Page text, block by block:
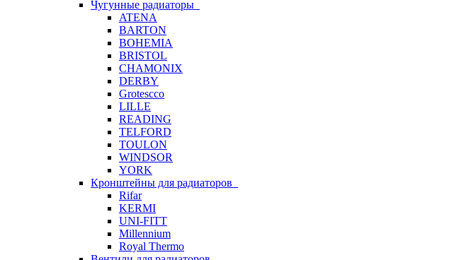
Чугунные радиаторы
ATENA
BARTON
BOHEMIA
BRISTOL
CHAMONIX
DERBY
Grotescco
LILLE
READING
TELFORD
TOULON
WINDSOR
YORK
Кронштейны для радиаторов
Rifar
KERMI
UNI-FITT
Millennium
Royal Thermo